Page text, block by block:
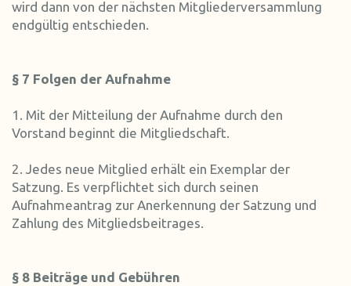
wird dann von der nächsten Mitgliederversammlung
endgültig entschieden.
§ 7 Folgen der Aufnahme
1. Mit der Mitteilung der Aufnahme durch den
Vorstand beginnt die Mitgliedschaft.
2. Jedes neue Mitglied erhält ein Exemplar der
Satzung. Es verpflichtet sich durch seinen
Aufnahmeantrag zur Anerkennung der Satzung und
Zahlung des Mitgliedsbeitrages.
§ 8 Beiträge und Gebühren